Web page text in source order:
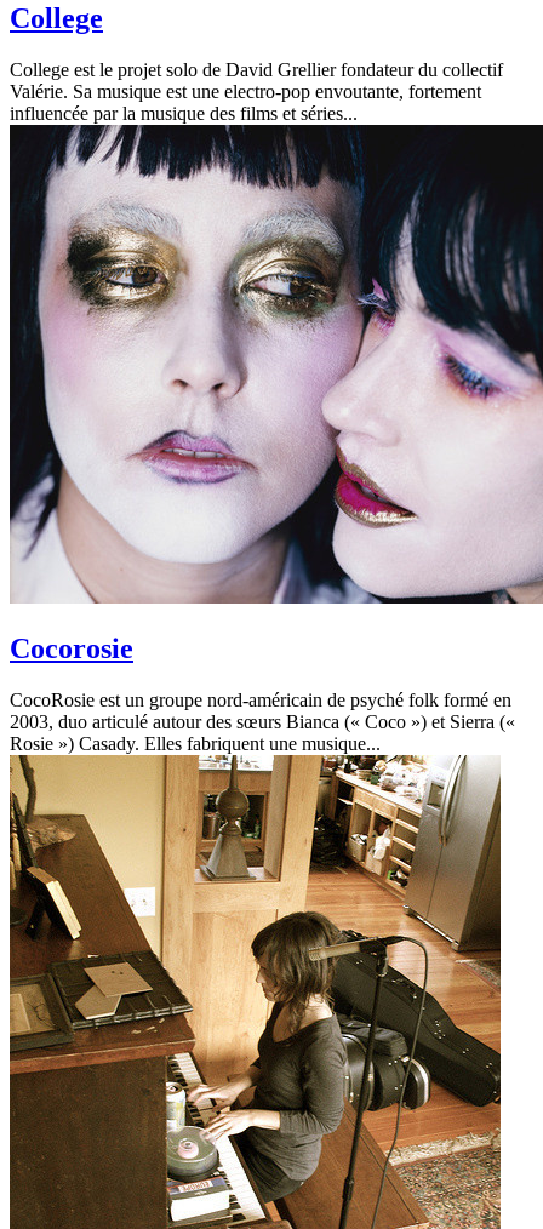
College
College est le projet solo de David Grellier fondateur du collectif
Valérie. Sa musique est une electro-pop envoutante, fortement
influencée par la musique des films et séries...
Cocorosie
CocoRosie est un groupe nord-américain de psyché folk formé en
2003, duo articulé autour des sœurs Bianca (« Coco ») et Sierra («
Rosie ») Casady. Elles fabriquent une musique...